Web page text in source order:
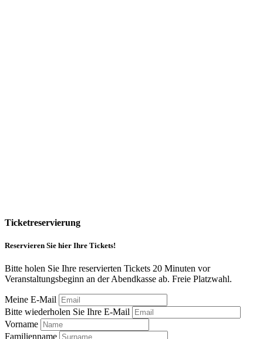
Ticketreservierung
Reservieren Sie hier Ihre Tickets!
Bitte holen Sie Ihre reservierten Tickets 20 Minuten vor
Veranstaltungsbeginn an der Abendkasse ab. Freie Platzwahl.
Meine E-Mail
Bitte wiederholen Sie Ihre E-Mail
Vorname
Familienname